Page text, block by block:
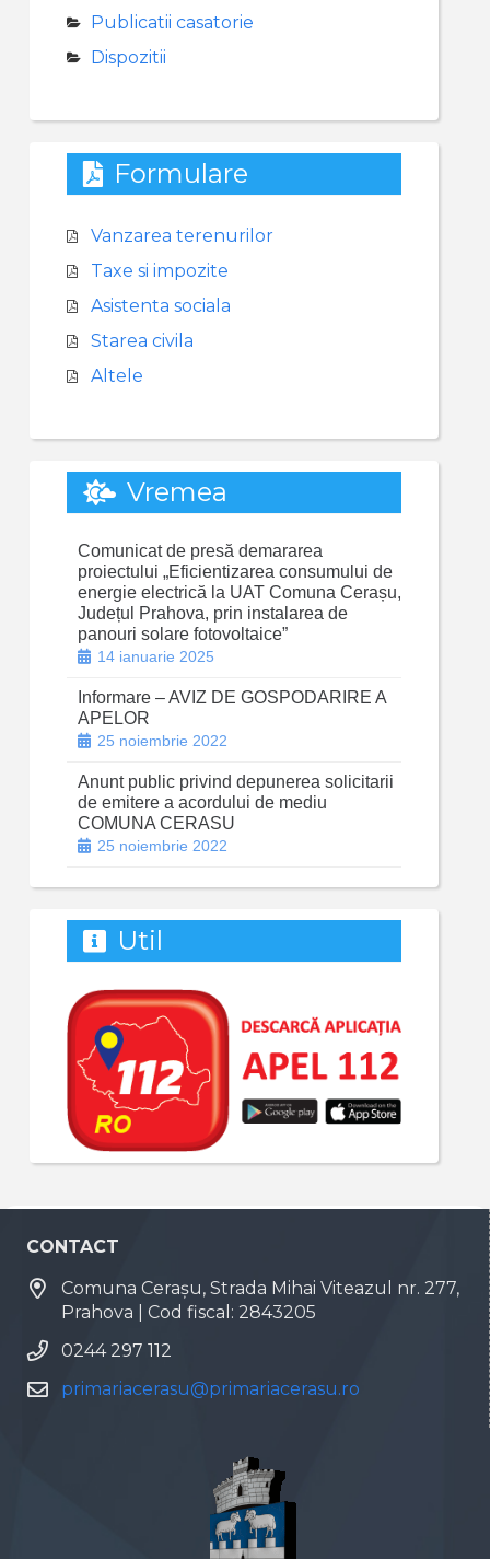
Publicatii casatorie
Dispozitii
Formulare
Vanzarea terenurilor
Taxe si impozite
Asistenta sociala
Starea civila
Altele
Vremea
Comunicat de presă demararea
proiectului „Eficientizarea consumului de
energie electrică la UAT Comuna Cerașu,
Județul Prahova, prin instalarea de
panouri solare fotovoltaice”
14 ianuarie 2025
Informare – AVIZ DE GOSPODARIRE A
APELOR
25 noiembrie 2022
Anunt public privind depunerea solicitarii
de emitere a acordului de mediu
COMUNA CERASU
25 noiembrie 2022
Util
CONTACT
Comuna Cerașu, Strada Mihai Viteazul nr. 277,
Prahova | Cod fiscal: 2843205
0244 297 112
primariacerasu@primariacerasu.ro